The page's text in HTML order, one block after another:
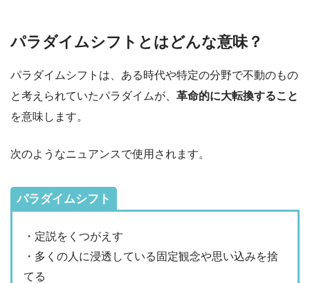
パラダイムシフトとはどんな意味？
パラダイムシフトは、ある時代や特定の分野で不動のもの
と考えられていたパラダイムが、 革命的に大転換すること
を意味します。
次のようなニュアンスで使用されます。
パラダイムシフト
・定説をくつがえす
・多くの人に浸透している固定観念や思い込みを捨
てる